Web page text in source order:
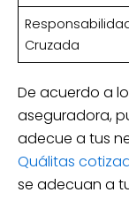
Cruzada
De acuerdo a
aseguradora,
adecue a tus
Quálitas
se adecuan a